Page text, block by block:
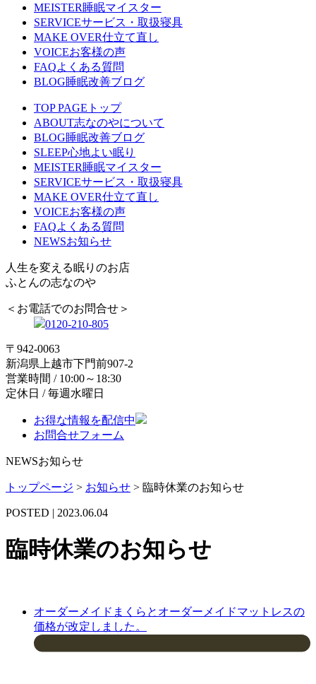
MEISTER睡眠マイスター
SERVICEサービス・取扱寝具
MAKE OVER仕立て直し
VOICEお客様の声
FAQよくある質問
BLOG睡眠改善ブログ
TOP PAGE トップ
ABOUT志なのやについて
BLOG睡眠改善ブログ
SLEEP心地よい眠り
MEISTER睡眠マイスター
SERVICEサービス・取扱寝具
MAKE OVER仕立て直し
VOICEお客様の声
FAQよくある質問
NEWSお知らせ
人生を変える眠りのお店
ふとんの志なのや
＜お電話でのお問合せ＞
0120-210-805
〒942-0063
新潟県上越市下門前907-2
営業時間 / 10:00～18:30
定休日 / 毎週水曜日
お得な情報を配信中
お問合せフォーム
NEWSお知らせ
トップページ > お知らせ > 臨時休業のお知らせ
POSTED | 2023.06.04
臨時休業のお知らせ
オーダーメイドまくらとオーダーメイドマットレスの
価格が改定しました。